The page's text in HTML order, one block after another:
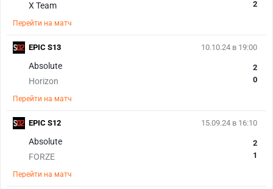
X Team
2
Перейти на матч
10.10.24 в 19:00
Absolute
Horizon
2
0
Перейти на матч
EPIC S13
15.09.24 в 16:10
Absolute
FORZE
2
1
Перейти на матч
EPIC S12